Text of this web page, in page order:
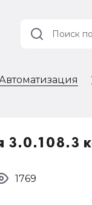
3.0.108.3
1769